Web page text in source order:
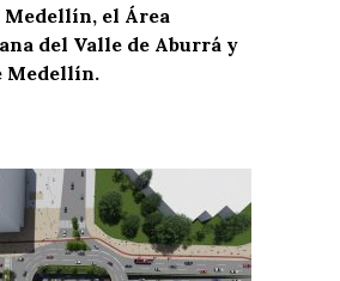
el Área
del Valle de Aburrá y
Medellín.